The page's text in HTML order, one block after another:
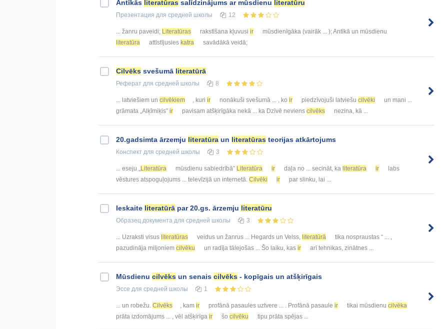
Antīkās literatūras salīdzinājums ar mūsdienu literatūru
Презентация для средней школы 12
... žanru paveidi; Literatūras rakstīšana kļuvusi ir
mūsdienīgāka (vairāk ... ); Antīkā un mūsdienu
literatūra
attīstījusies katra savādākā veidā;
Cilvēks svešumā literatūrā
Реферат для средней школы 8
... latviešiem un cilvēkiem , kuri ir nonākuši svešumā ... , ko ir piedzīvojuši latviešu cilvēki
un mani ...
grāmata „Alķīmiķis” ir pavisam atšķirīgāka nekā ... ka Dzīvē neviens cilvēks nezina, kā ...
20.gadsimta ārzemju literatūra un literatūras teorijas atkārtojums
Конспект для средней школы 3
... eseju „Literatūra mūsdienu sabiedrībā” Literatūra ir daļa no ... secināt, ka literatūra ir
labs
vēstures atspoguļojums ... televīzijā un internetā. Cilvēki ir par slinku, lai ...
Ieskaite literatūrā par 20.gs. ārzemju literatūru
Образец документа для средней школы 3
... Uzraksti visus literatūras veidus un žanrus ... Hegards un Velss, literatūrā
tika nospraustas “ ... ,
pazudināja miljoniem cilvēku un radīja tālejošas ... Šo laiku, kas ir arī tehnikas, zinātnes ...
Mūsdienu cilvēks un senais cilvēks - kopīgais un atšķirīgais
Эссе для средней школы 1
... un robežu. Cilvēks , kam ir profānā pasaules uztvere ... . Profānā pasaule ir tikai mūsdienu cilvēka
prāta izdomājums ... , vēl atšķirīga ir šo cilvēku tipu prāta spējas ...